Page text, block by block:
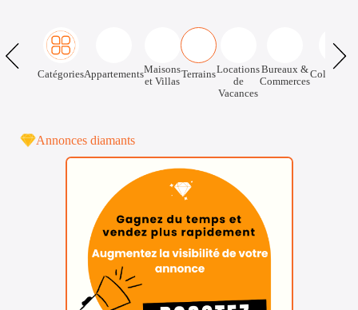
CatégoriesAppartementsMaisons
et Villas
TerrainsLocations
de
Vacances
Bureaux &
Commerces
Annonces diamants